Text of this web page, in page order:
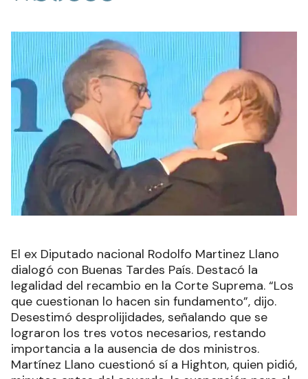
El ex Diputado nacional Rodolfo Martinez Llano
dialogó con Buenas Tardes País. Destacó la
legalidad del recambio en la Corte Suprema. “Los
que cuestionan lo hacen sin fundamento”, dijo.
Desestimó desprolijidades, señalando que se
lograron los tres votos necesarios, restando
importancia a la ausencia de dos ministros.
Martínez Llano cuestionó sí a Highton, quien pidió,